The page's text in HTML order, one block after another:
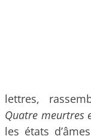
lettres,
Quatre meurtres
les états